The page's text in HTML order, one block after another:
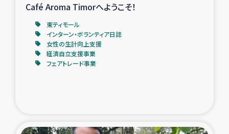
Café Aroma Timorへようこそ！
東ティモール
インターン・ボランティア日誌
女性の生計向上支援
経済自立支援事業
フェアトレード事業